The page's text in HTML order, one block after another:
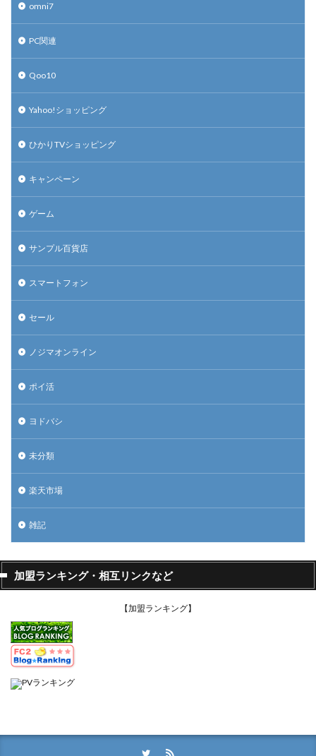
omni7
PC関連
Qoo10
Yahoo!ショッピング
ひかりTVショッピング
キャンペーン
ゲーム
サンプル百貨店
スマートフォン
セール
ノジマオンライン
ポイ活
ヨドバシ
未分類
楽天市場
雑記
加盟ランキング・相互リンクなど
【加盟ランキング】